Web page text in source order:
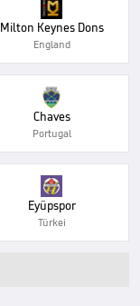
Milton Keynes Dons
England
Chaves
Portugal
Eyüpspor
Türkei